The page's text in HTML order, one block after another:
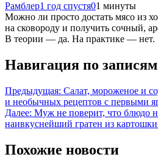
Рамблер1 год спустя01 минуты
Можно ли просто достать мясо из
на сковороду и получить сочный,
В теории — да. На практике — нет.
Навигация по записям
Предыдущая: Салат, мороженое и
и необычных рецептов с первыми
Далее: Муж не поверит, что блюдо
наивкуснейший гратен из картошки
Похожие новости